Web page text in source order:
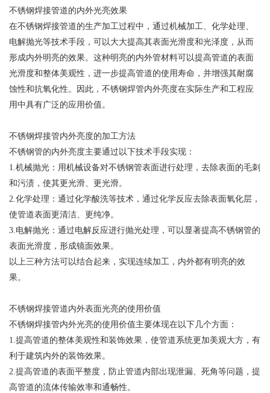
不锈钢焊接管道的内外光亮效果
在不锈钢焊接管道的生产加工过程中，通过机械加工、化学处理、
电解抛光等技术手段，可以大大提高其表面光滑度和光泽度，从而
形成内外明亮的效果。这种明亮的内外管材料可以提高管道的表面
光滑度和整体美观性，进一步提高管道的使用寿命，并增强其耐腐
蚀性和抗氧化性。因此，不锈钢焊管内外亮度在实际生产和工程应
用中具有广泛的应用价值。
不锈钢焊接管内外亮度的加工方法
不锈钢管的内外亮度主要通过以下技术手段实现：
1.机械抛光：用机械设备对不锈钢管表面进行处理，去除表面的毛刺
和污渍，使其更光滑、更光滑。
2.化学处理：通过化学酸洗等技术，通过化学反应去除表面氧化层，
使管道表面更清洁、更纯净。
3.电解抛光：通过电解反应进行抛光处理，可以显著提高不锈钢管的
表面光滑度，形成镜面效果。
以上三种方法可以结合起来，实现连续加工，内外都有明亮的效
果。
不锈钢焊接管道内外表面光亮的使用价值
不锈钢焊接管内外光亮的使用价值主要体现在以下几个方面：
1.提高管道的整体美观性和装饰效果，使管道系统更加美观大方，有
利于建筑内外的装饰效果。
2.提高管道的表面平整度，防止管道内部出现泄漏、死角等问题，提
高管道的流体传输效率和通畅性。